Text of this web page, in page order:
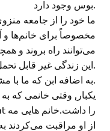
ما خود را از جامعه
مخصوصاً برای خانم‌ها و
می‌توانند راه بروند و
یکبار, وقتی خانمی که
از او مراقبت می‌کردند